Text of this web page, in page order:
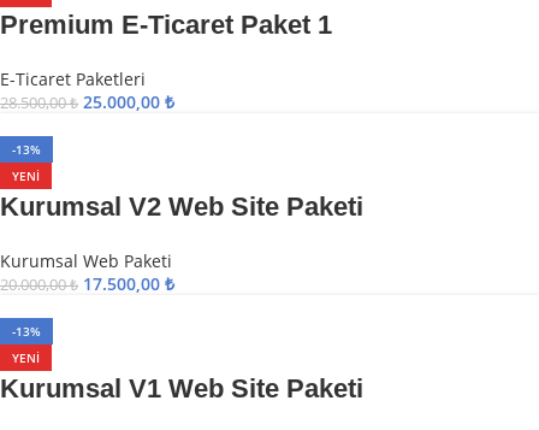
Premium E-Ticaret Paket 1
E-Ticaret Paketleri
28.500,00₺ 25.000,00 ₺
-13%
YENI
Kurumsal V2 Web Site Paketi
Kurumsal Web Paketi
20.000,00₺ 17.500,00 ₺
-13%
YENI
Kurumsal V1 Web Site Paketi